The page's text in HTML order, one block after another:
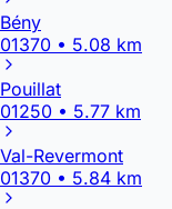
Bény
01370 • 5.08 km
Pouillat
01250 • 5.77 km
Val-Revermont
01370 • 5.84 km